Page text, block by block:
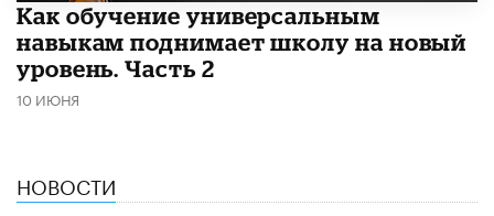
​Как обучение универсальным
навыкам поднимает школу на новый
уровень. Часть 2
10 ИЮНЯ
НОВОСТИ